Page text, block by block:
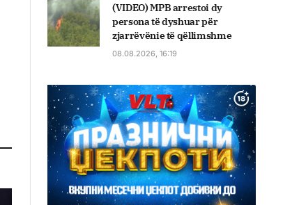
(VIDEO) MPB arrestoi dy
persona të dyshuar për
zjarrëvënie të qëllimshme
08.08.2026, 16:19